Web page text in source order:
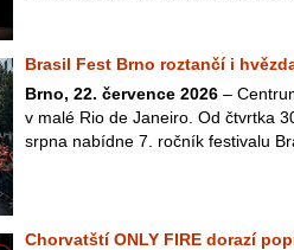
Brasil Fest Brno roztančí i
Brno, 22. července 2026 –
v malé Rio de Janeiro. Od čtvrtka
srpna nabídne 7. ročník festivalu
Chorvatští ONLY FIRE dorazí